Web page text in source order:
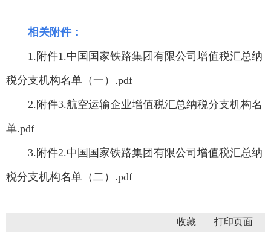
相关附件：
1.附件1.中国国家铁路集团有限公司增值税汇总纳
税分支机构名单（一）.pdf
2.附件3.航空运输企业增值税汇总纳税分支机构名
单.pdf
3.附件2.中国国家铁路集团有限公司增值税汇总纳
税分支机构名单（二）.pdf
收藏